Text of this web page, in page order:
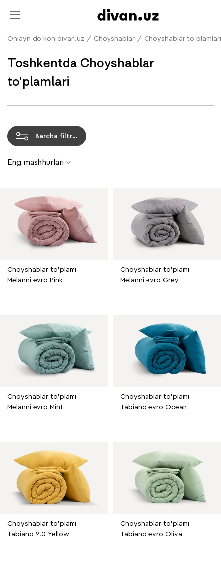
Onlayn do'kon divan.uz / Choyshablar / Choyshablar to'plamlari
Toshkentda Choyshablar
to'plamlari
Barcha filtrlar
Eng mashhurlari
Choyshablar to'plami
Melanni evro Pink
Choyshablar to'plami
Melanni evro Grey
Choyshablar to'plami
Melanni evro Mint
Choyshablar to'plami
Tabiano evro Ocean
Choyshablar to'plami
Tabiano 2.0 Yellow
Choyshablar to'plami
Tabiano evro Oliva